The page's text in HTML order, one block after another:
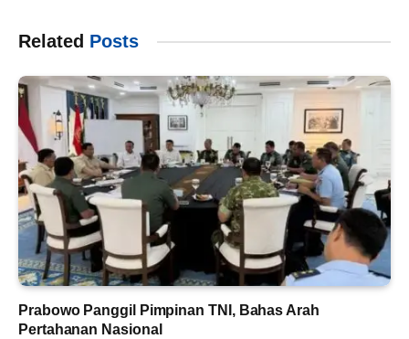
Related Posts
Prabowo Panggil Pimpinan TNI, Bahas Arah
Pertahanan Nasional